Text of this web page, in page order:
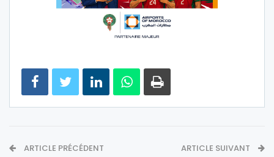
ARTICLE PRÉCÉDENT ARTICLE SUIVANT